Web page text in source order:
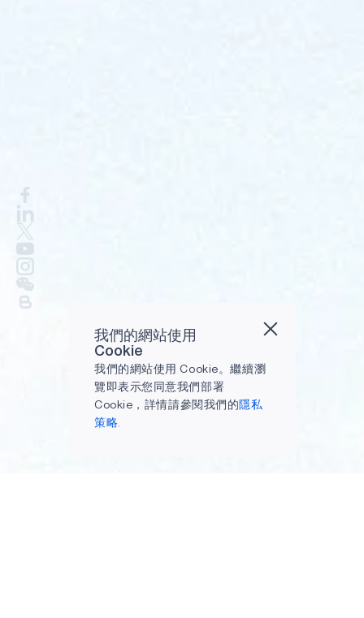
我們的網站使用
Cookie
我們的網站使用 Cookie。繼續瀏
覽即表示您同意我們部署
Cookie，詳情請參閱我們的隱私
策略.